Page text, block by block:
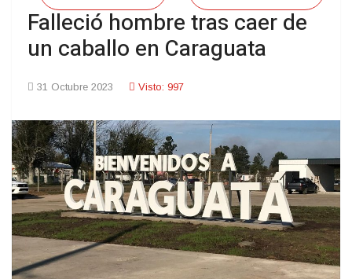
Falleció hombre tras caer de
un caballo en Caraguata
31 Octubre 2023 Visto: 997